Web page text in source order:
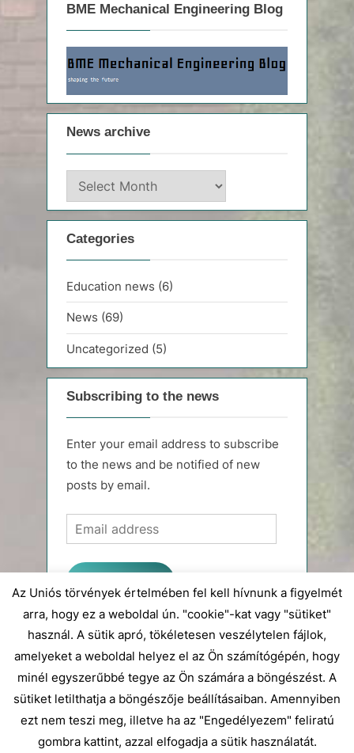
BME Mechanical Engineering Blog
News archive
News
archive
Categories
Education news (6)
News (69)
Uncategorized (5)
Subscribing to the news
Enter your email address to subscribe
to the news and be notified of new
posts by email.
Email
address
Join 54 other subscribers.
Magyar
English
Az Uniós törvények értelmében fel kell hívnunk a figyelmét
arra, hogy ez a weboldal ún. "cookie"-kat vagy "sütiket"
használ. A sütik apró, tökéletesen veszélytelen fájlok,
amelyeket a weboldal helyez el az Ön számítógépén, hogy
minél egyszerűbbé tegye az Ön számára a böngészést. A
sütiket letilthatja a böngészője beállításaiban. Amennyiben
ezt nem teszi meg, illetve ha az "Engedélyezem" feliratú
gombra kattint, azzal elfogadja a sütik használatát.